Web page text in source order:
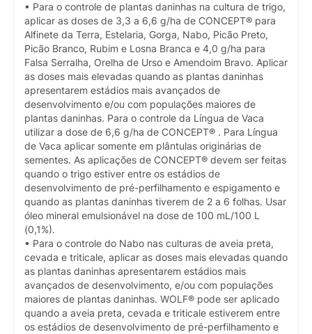
• Para o controle de plantas daninhas na cultura de trigo,
aplicar as doses de 3,3 a 6,6 g/ha de CONCEPT® para
Alfinete da Terra, Estelaria, Gorga, Nabo, Picão Preto,
Picão Branco, Rubim e Losna Branca e 4,0 g/ha para
Falsa Serralha, Orelha de Urso e Amendoim Bravo. Aplicar
as doses mais elevadas quando as plantas daninhas
apresentarem estádios mais avançados de
desenvolvimento e/ou com populações maiores de
plantas daninhas. Para o controle da Língua de Vaca
utilizar a dose de 6,6 g/ha de CONCEPT® . Para Língua
de Vaca aplicar somente em plântulas originárias de
sementes. As aplicações de CONCEPT® devem ser feitas
quando o trigo estiver entre os estádios de
desenvolvimento de pré-perfilhamento e espigamento e
quando as plantas daninhas tiverem de 2 a 6 folhas. Usar
óleo mineral emulsionável na dose de 100 mL/100 L
(0,1%).
• Para o controle do Nabo nas culturas de aveia preta,
cevada e triticale, aplicar as doses mais elevadas quando
as plantas daninhas apresentarem estádios mais
avançados de desenvolvimento, e/ou com populações
maiores de plantas daninhas. WOLF® pode ser aplicado
quando a aveia preta, cevada e triticale estiverem entre
os estádios de desenvolvimento de pré-perfilhamento e